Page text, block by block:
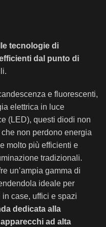
tecnologie di
dal punto di
e fluorescenti,
elettrica in luce
(LED), questi diodi non
non perdono energia
molto più efficienti e
tradizionali.
un’ampia gamma di
ideale per
case, uffici e spazi
dedicata alla
ad alta